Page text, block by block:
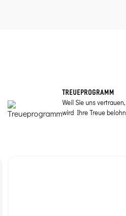
TREUEPROGRAMM
Weil Sie uns vertrauen,
wird Ihre Treue